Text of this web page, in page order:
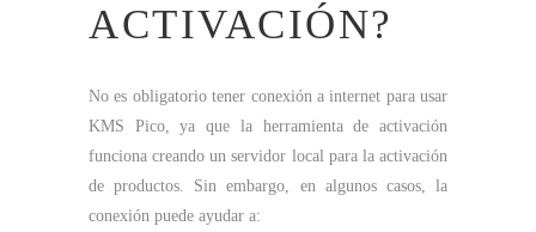
ACTIVACIÓN?
No es obligatorio tener conexión a internet para usar
KMS Pico, ya que la herramienta de activación
funciona creando un servidor local para la activación
de productos. Sin embargo, en algunos casos, la
conexión puede ayudar a: